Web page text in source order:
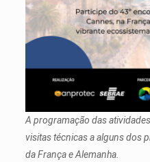
A programação das
visitas técnicas a alguns dos
da França e Alemanha.